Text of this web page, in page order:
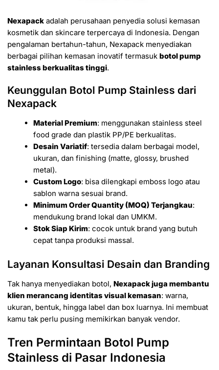
Nexapack adalah perusahaan penyedia solusi kemasan
kosmetik dan skincare terpercaya di Indonesia. Dengan
pengalaman bertahun-tahun, Nexapack menyediakan
berbagai pilihan kemasan inovatif termasuk botol pump
stainless berkualitas tinggi.
Keunggulan Botol Pump Stainless dari
Nexapack
Material Premium: menggunakan stainless steel
food grade dan plastik PP/PE berkualitas.
Desain Variatif: tersedia dalam berbagai model,
ukuran, dan finishing (matte, glossy, brushed
metal).
Custom Logo: bisa dilengkapi emboss logo atau
sablon warna sesuai brand.
Minimum Order Quantity (MOQ) Terjangkau:
mendukung brand lokal dan UMKM.
Stok Siap Kirim: cocok untuk brand yang butuh
cepat tanpa produksi massal.
Layanan Konsultasi Desain dan Branding
Tak hanya menyediakan botol, Nexapack juga membantu
klien merancang identitas visual kemasan: warna,
ukuran, bentuk, hingga label dan box luarnya. Ini membuat
kamu tak perlu pusing memikirkan banyak vendor.
Tren Permintaan Botol Pump
Stainless di Pasar Indonesia